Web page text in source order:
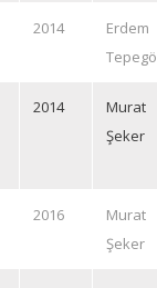
2014
Erdem
2014
Murat
Şeker
2016
Murat
Şeker